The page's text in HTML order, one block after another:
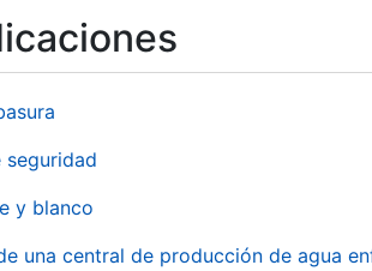
seguridad
y blanco
una central de producción de agua